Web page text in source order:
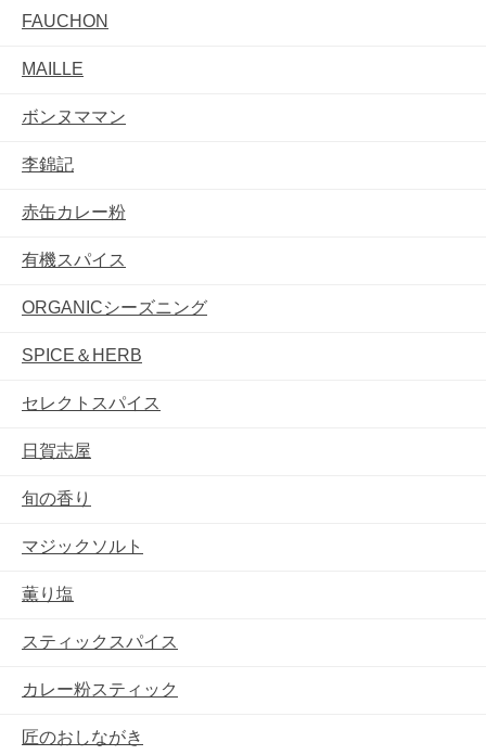
FAUCHON
MAILLE
ボンヌママン
李錦記
赤缶カレー粉
有機スパイス
ORGANICシーズニング
SPICE＆HERB
セレクトスパイス
日賀志屋
旬の香り
マジックソルト
薫り塩
スティックスパイス
カレー粉スティック
匠のおしながき